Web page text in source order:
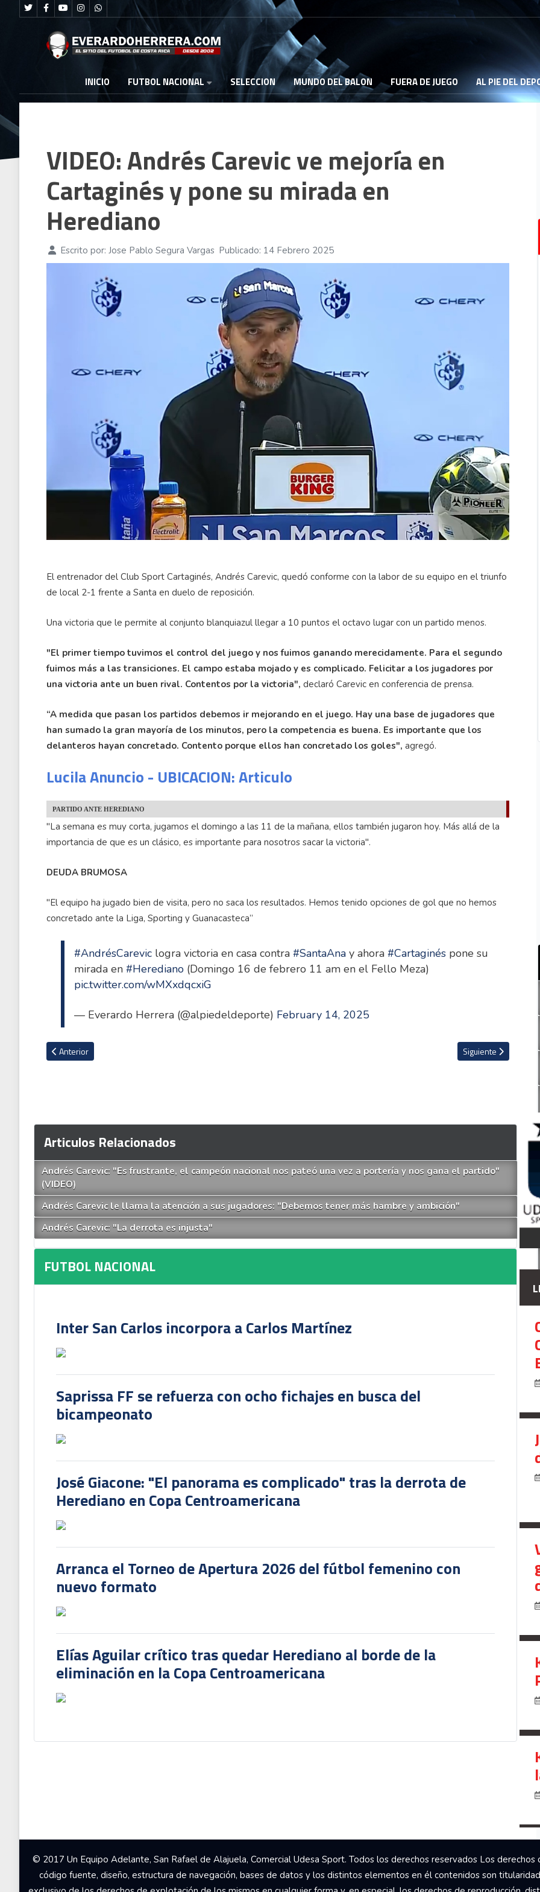
INICIO FUTBOL NACIONAL SELECCION MUNDO DEL BALON FUERA DE JUEGO AL PIE DEL
VIDEO: Andrés Carevic ve mejoría en
Cartaginés y pone su mirada en
Herediano
Escrito por: Jose Pablo Segura Vargas Publicado: 14 Febrero 2025
El entrenador del Club Sport Cartaginés, Andrés Carevic, quedó conforme con la labor de su equipo en el triunfo
de local 2-1 frente a Santa en duelo de reposición.
Una victoria que le permite al conjunto blanquiazul llegar a 10 puntos el octavo lugar con un partido menos.
"El primer tiempo tuvimos el control del juego y nos fuimos ganando merecidamente. Para el segundo
fuimos más a las transiciones. El campo estaba mojado y es complicado. Felicitar a los jugadores por
una victoria ante un buen rival. Contentos por la victoria", declaró Carevic en conferencia de prensa.
“A medida que pasan los partidos debemos ir mejorando en el juego. Hay una base de jugadores que
han sumado la gran mayoría de los minutos, pero la competencia es buena. Es importante que los
delanteros hayan concretado. Contento porque ellos han concretado los goles", agregó.
Lucila Anuncio - UBICACION: Articulo
PARTIDO ANTE HEREDIANO
"La semana es muy corta, jugamos el domingo a las 11 de la mañana, ellos también jugaron hoy. Más allá de la
importancia de que es un clásico, es importante para nosotros sacar la victoria".
DEUDA BRUMOSA
"El equipo ha jugado bien de visita, pero no saca los resultados. Hemos tenido opciones de gol que no hemos
concretado ante la Liga, Sporting y Guanacasteca”
#AndrésCarevic logra victoria en casa contra#SantaAna y ahora#Cartaginés pone su
mirada en#Herediano (Domingo 16 de febrero 11 am en el Fello Meza)
pic.twitter.com/wMXxdqcxiG
— Everardo Herrera (@alpiedeldeporte) February 14, 2025
Artículo anterior: Alexander Vargas: "Es difícil armar un once"
Anterior Artículo siguiente:
Siguiente
Articulos Relacionados
Andrés Carevic: "Es frustrante, el campeón nacional nos pateó una vez a portería y nos gana el partido"
(VIDEO)
Andrés Carevic le llama la atención a sus jugadores: "Debemos tener más hambre y ambición"
Andrés Carevic: "La derrota es injusta"
FUTBOL NACIONAL
Inter San Carlos incorpora a Carlos Martínez
Saprissa FF se refuerza con ocho fichajes en busca del
bicampeonato
José Giacone: "El panorama es complicado" tras la derrota de
Herediano en Copa Centroamericana
Arranca el Torneo de Apertura 2026 del fútbol femenino con
nuevo formato
Elías Aguilar crítico tras quedar Herediano al borde de la
eliminación en la Copa Centroamericana
© 2017 Un Equipo Adelante, San Rafael de Alajuela, Comercial Udesa Sport. Todos los derechos reservados Los
código fuente, diseño, estructura de navegación, bases de datos y los distintos elementos en él contenidos son